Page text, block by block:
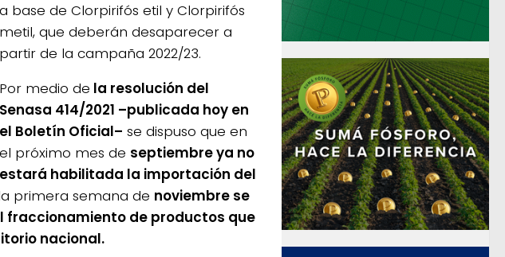
a base de Clorpirifós etil y Clorpirifós
metil, que deberán desaparecer a
partir de la campaña 2022/23.
Por medio de la resolución del
Senasa 414/2021 –publicada hoy en
el Boletín Oficial– se dispuso que en
el próximo mes de septiembre ya no
estará habilitada la importación del
primera semana de noviembre se
fraccionamiento de productos que
nacional.